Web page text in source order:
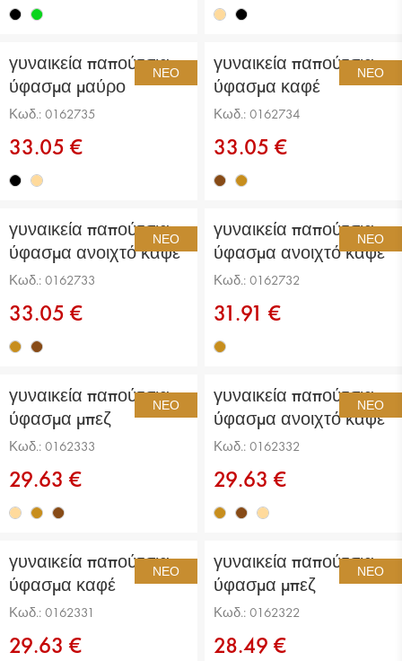
ΝΈΟ
γυναικεία παπούτσια
ύφασμα μαύρο
Κωδ.: 0162735
33.05 €
ΝΈΟ
γυναικεία παπούτσια
ύφασμα καφέ
Κωδ.: 0162734
33.05 €
ΝΈΟ
γυναικεία παπούτσια
ύφασμα ανοιχτό καφέ
Κωδ.: 0162733
33.05 €
ΝΈΟ
γυναικεία παπούτσια
ύφασμα ανοιχτό καφέ
Κωδ.: 0162732
31.91 €
ΝΈΟ
γυναικεία παπούτσια
ύφασμα μπεζ
Κωδ.: 0162333
29.63 €
ΝΈΟ
γυναικεία παπούτσια
ύφασμα ανοιχτό καφέ
Κωδ.: 0162332
29.63 €
ΝΈΟ
γυναικεία παπούτσια
ύφασμα καφέ
Κωδ.: 0162331
29.63 €
ΝΈΟ
γυναικεία παπούτσια
ύφασμα μπεζ
Κωδ.: 0162322
28.49 €